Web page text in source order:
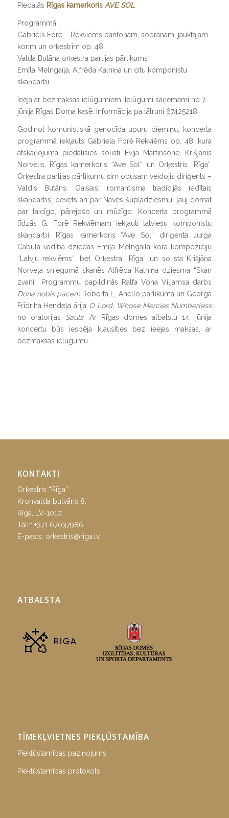
Piedalās Rīgas kamerkoris AVE SOL
Programmā:
Gabriēls Forē – Rekviēms baritonam, soprānam, jauktajam
korim un orķestrim op. 48,
Valda Butāna orķestra partijas pārlikums
Emīla Melngaiļa, Alfrēda Kalniņa un citu komponistu
skaņdarbi
Ieeja ar bezmaksas ielūgumiem. Ielūgumi saņemami no 7.
jūnija Rīgas Doma kasē. Informācija pa tālruni 67425218
Godinot komunistiskā genocīda upuru piemiņu, koncerta
programmā iekļauts Gabriela Forē Rekviēms op. 48, kura
atskaņojumā piedalīsies solisti Evija Martinsone, Krišjānis
Norvelis, Rīgas kamerkoris “Ave Sol” un Orķestris “Rīga”.
Orķestra partijas pārlikumu šim opusam veidojis diriģents –
Valdis Butāns. Gaišais, romantisma tradīcijās radītais
skaņdarbs, dēvēts arī par Nāves šūpļadziesmu, ļauj domāt
par laicīgo, pārejošo un mūžīgo. Koncerta programmā
līdzās G. Forē Rekviēmam iekļauti latviešu komponistu
skaņdarbi. Rīgas kamerkoris “Ave Sol” diriģenta Jurģa
Cābuļa vadībā dziedās Emiļa Melngaiļa kora kompozīciju
“Latvju rekviēms”, bet Orķestra “Rīga” un solista Krišjāņa
Norveļa sniegumā skanēs Alfrēda Kalniņa dziesma “Skan
zvani”. Programmu papildinās Ralfa Vona Viljamsa darbs
Dona nobis pacem Roberta L. Anello pārlikumā un Georga
Frīdriha Hendeļa ārija O Lord, Whose Mercies Numberless
no oratorijas Sauls. Ar Rīgas domes atbalstu 14. jūnija
koncertu būs iespēja klausīties bez ieejas maksas, ar
bezmaksas ielūgumu.
KONTAKTI
Orķestris “Rīga”
Kronvalda bulvāris 8,
Rīga, LV-1010
Tālr.: +371 67037986
E-pasts: orkestris@riga.lv
ATBALSTA
TĪMEKĻVIETNES PIEKĻŪSTAMĪBA
Piekļūstamības paziņojums
Piekļūstamības protokols